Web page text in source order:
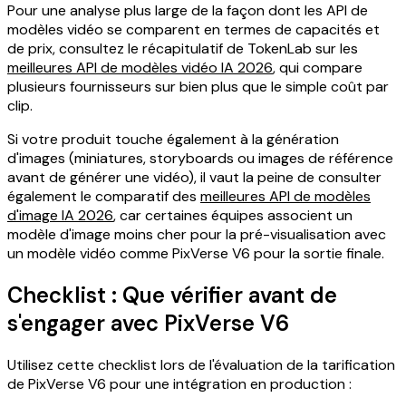
Pour une analyse plus large de la façon dont les API de
modèles vidéo se comparent en termes de capacités et
de prix, consultez le récapitulatif de TokenLab sur les
meilleures API de modèles vidéo IA 2026, qui compare
plusieurs fournisseurs sur bien plus que le simple coût par
clip.
Si votre produit touche également à la génération
d'images (miniatures, storyboards ou images de référence
avant de générer une vidéo), il vaut la peine de consulter
également le comparatif des meilleures API de modèles
d'image IA 2026, car certaines équipes associent un
modèle d'image moins cher pour la pré-visualisation avec
un modèle vidéo comme PixVerse V6 pour la sortie finale.
Checklist : Que vérifier avant de
s'engager avec PixVerse V6
Utilisez cette checklist lors de l'évaluation de la tarification
de PixVerse V6 pour une intégration en production :